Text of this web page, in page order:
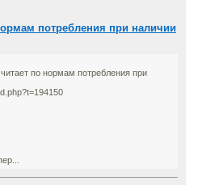
потребления при наличии
по нормам потребления при